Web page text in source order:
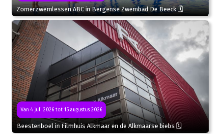
Zomerzwemlessen ABC in Bergense Zwembad De Beeck 🗓
Van 4 juli 2026 tot 15 augustus 2026
Beestenboel in Filmhuis Alkmaar en de Alkmaarse biebs 🗓